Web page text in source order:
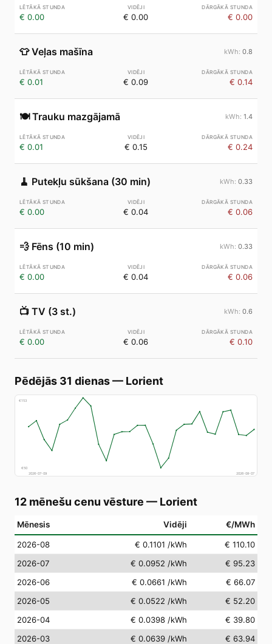
€ 0.00 € 0.00 € 0.00
👕 Veļas mašīna 0.8
€ 0.01 € 0.09 € 0.14
🍽️ Trauku mazgājamā 1.4
€ 0.01 € 0.15 € 0.24
🧹 Putekļu sūkšana (30 min) 0.33
€ 0.00 € 0.04 € 0.06
💨 Fēns (10 min) 0.33
€ 0.00 € 0.04 € 0.06
📺 TV (3 st.) 0.6
€ 0.00 € 0.06 € 0.10
Pēdējās 31 dienas— Lorient
€153
€50
2026-07-09
2026-08-07
12 mēnešu cenu vēsture — Lorient
Mēnesis Vidēji €/MWh
2026-08 € 0.1101 /kWh
€ 110.10
2026-07
€ 0.0952 /kWh
€ 95.23
2026-06
€ 0.0661 /kWh
€ 66.07
2026-05
€ 0.0522 /kWh
€ 52.20
2026-04
€ 0.0398 /kWh
€ 39.80
2026-03
€ 0.0639 /kWh
€ 63.94